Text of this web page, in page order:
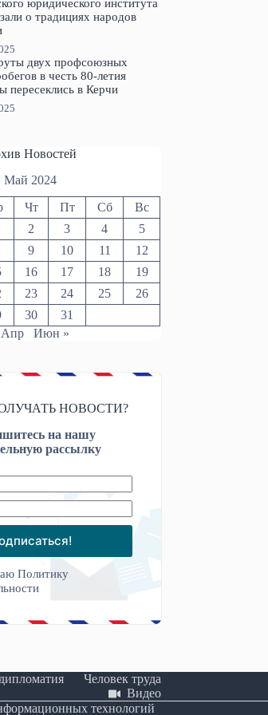
юридического института
о традициях народов
двух профсоюзных
в честь 80-летия
пересеклись в Керчи
Новостей
Май 2024
Чт Пт Сб
Вс
2 3 4
5
9 10 11
12
16 17 18
19
23 24 25
26
30
31
Апр
Июн »
НОВОСТИ?
на нашу
рассылку
Политику
Человек труда
Видео
технологий